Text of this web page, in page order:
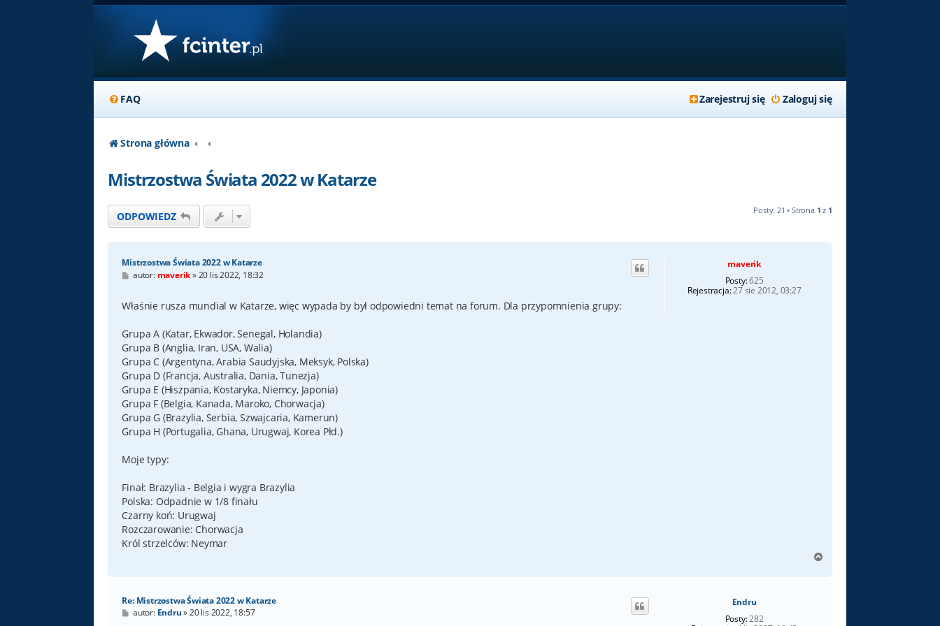
FAQ Zaloguj się
Zarejestruj się
Strona główna
Mistrzostwa Świata 2022 w Katarze
ODPOWIEDZ Posty: 21 • Strona 1 z 1
maverik
Posty:625
Rejestracja:27 sie 2012, 03:27
Mistrzostwa Świata 2022 w Katarze
P
t
autor: maverik»20 lis 2022, 18:32
Właśnie rusza mundial w Katarze, więc wypada by był odpowiedni temat na forum. Dla przypomnienia grupy:
Grupa A (Katar, Ekwador, Senegal, Holandia)
Grupa B (Anglia, Iran, USA, Walia)
Grupa C (Argentyna, Arabia Saudyjska, Meksyk, Polska)
Grupa D (Francja, Australia, Dania, Tunezja)
Grupa E (Hiszpania, Kostaryka, Niemcy, Japonia)
Grupa F (Belgia, Kanada, Maroko, Chorwacja)
Grupa G (Brazylia, Serbia, Szwajcaria, Kamerun)
Grupa H (Portugalia, Ghana, Urugwaj, Korea Płd.)
Moje typy:
Finał: Brazylia - Belgia i wygra Brazylia
Polska: Odpadnie w 1/8 finału
Czarny koń: Urugwaj
Rozczarowanie: Chorwacja
Król strzelców: Neymar
g
Endru
Posty:282
Re: Mistrzostwa Świata 2022 w Katarze
Pautor: Endru»20 lis 2022, 18:57